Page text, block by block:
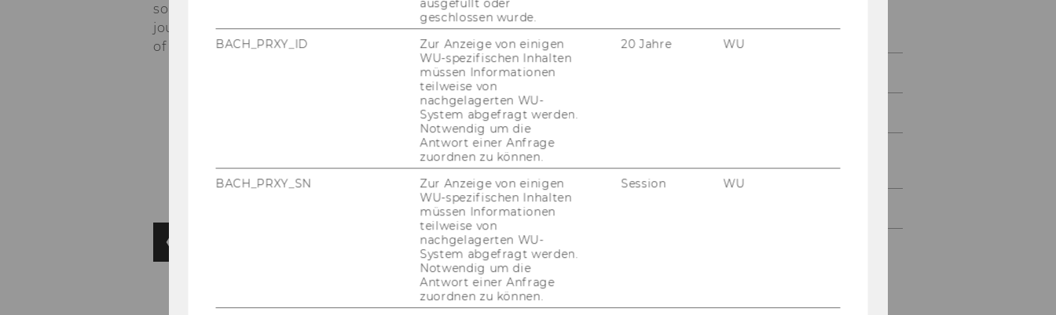
some important information below to help you with the start of your
journey at WU. Please read thoroughly, as processes may vary by country
of origin.
students
ausgefüllt oder
geschlossen wurde.
BACH_PRXY_ID
Zur Anzeige von einigen
WU-spezifischen Inhalten
müssen Informationen
teilweise von
nachgelagerten WU-
System abgefragt werden.
Notwendig um die
Antwort einer Anfrage
zuordnen zu können.
20 Jahre WU
BACH_PRXY_SN
Zur Anzeige von einigen
WU-spezifischen Inhalten
müssen Informationen
teilweise von
nachgelagerten WU-
System abgefragt werden.
Notwendig um die
Antwort einer Anfrage
zuordnen zu können.
Session WU